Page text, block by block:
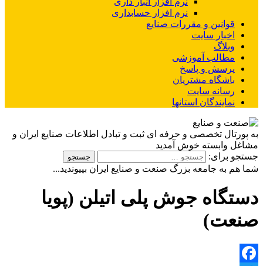
نرم افزار حسابداری
قوانین و مقررات صنایع
اخبار سایت
وبلاگ
مطالب آموزشی
پرسش و پاسخ
باشگاه مشتریان
رسانه سایت
نمایندگان استانها
به پورتال تخصصی و حرفه ای ثبت و تبادل اطلاعات صنایع ایران و
مشاغل وابسته خوش آمدید
جستجو برای:
شما هم به جامعه بزرگ صنعت و صنایع ایران بپیوندید...
دستگاه جوش پلی اتیلن (پویا
صنعت)